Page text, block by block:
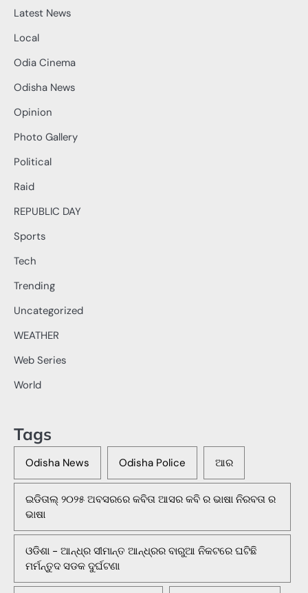
Latest News
Local
Odia Cinema
Odisha News
Opinion
Photo Gallery
Political
Raid
REPUBLIC DAY
Sports
Tech
Trending
Uncategorized
WEATHER
Web Series
World
Tags
Odisha News Odisha Police ଆର
ଇଡିତାଲ୍ ୨୦୨୫ ଅବସରରେ କବିତା ଆସର କବି ର ଭାଷା ନିରବତା ର
ଭାଷା
ଓଡିଶା - ଆନ୍ଧ୍ର ସୀମାନ୍ତ ଆନ୍ଧ୍ରର ବାରୁଆ ନିକଟରେ ଘଟିଛି
ମର୍ମନ୍ତୁଦ ସଡକ ଦୁର୍ଘଟଣା